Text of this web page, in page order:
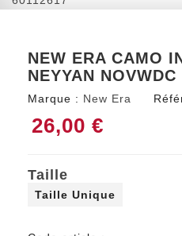
NEW ERA CAMO
NEYYAN
Marque : New Era
26,00 €
Taille
Taille Unique